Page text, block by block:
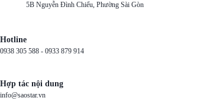
5B Nguyễn Đình Chiểu, Phường Sài Gòn
Hotline
0938 305 588 - 0933 879 914
Hợp tác nội dung
info@saostar.vn